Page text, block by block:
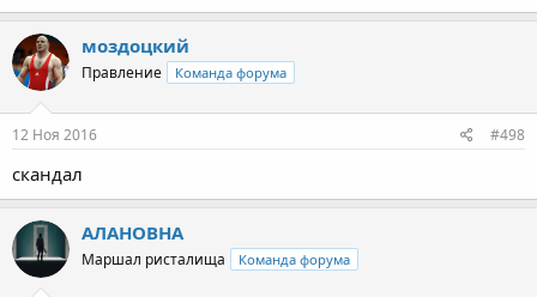
моздоцкий
Правление Команда форума
12 Ноя 2016 #498
скандал
АЛАНОВНА
Маршал ристалища Команда форума